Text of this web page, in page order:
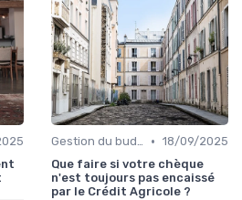
Gestion du budget • 18/09/2025
Que faire si votre chèque
n'est toujours pas encaissé
par le Crédit Agricole ?